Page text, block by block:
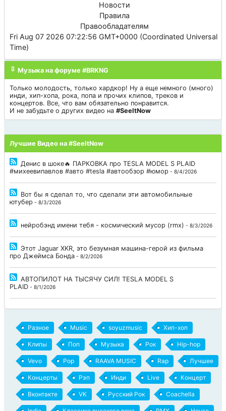
Новости
Правила
Правообладателям
Fri Aug 07 2026 07:22:56 GMT+0000 (Coordinated Universal
Time)
Музыка на форуме #BRKNG
Только молодость, только хардкор! Ну а еще немного (много)
инди, хип-хопа, рока, попа и прочих клипов, треков и
концертов. Все, что вам обязательно понравится.
И не забудьте о других видео на #SeeItNow
Лучшие Видео на #SeeItNow
Денис в шоке🔥 ПАРКОВКА про TESLA MODEL S PLAID
#михеевипавлов #авто #tesla #автообзор #юмор - 8/4/2026
Вот бы я сделал то, что сделали эти автомобильные
ютубер - 8/3/2026
нейробэнд имени тебя - космический мусор (rmx) - 8/3/2026
Этот Jaguar XKR, это безумная машина-герой из фильма
про Джеймса Бонда - 8/2/2026
АВТОПИЛОТ НА ТЫСЯЧУ СИЛ! TESLA MODEL S
PLAID - 8/1/2026
Разное Music soyuzmusic Хип-хоп
Клипы Поп Музыка Рок Hip-hop
Vevo Pop RAAVA MUSIC Rap Лучшее
Концерты Рэп Инди Live Концерт
Вконтакте VK Русский Рок Coachella